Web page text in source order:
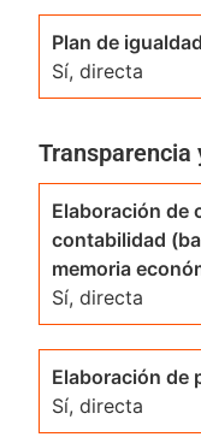
Plan de igualdad
Sí, directa
Transparencia
Elaboración de
contabilidad
memoria
Sí, directa
Elaboración de
Sí, directa